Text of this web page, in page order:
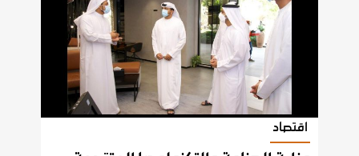
اقتصاد